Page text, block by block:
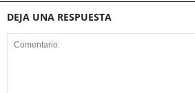
DEJA UNA RESPUESTA